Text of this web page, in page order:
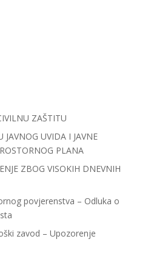
ZAŠTITU
JAVNOG UVIDA I JAVNE
PLANA
ZBOG VISOKIH DNEVNIH
povjerenstva – Odluka o
zavod – Upozorenje